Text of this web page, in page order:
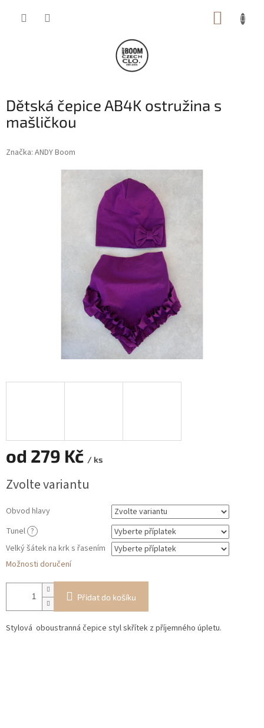
Dětská čepice AB4K ostružina s
mašličkou
Značka: ANDY Boom
od 279 Kč / ks
cena:
Zvolte variantu
Obvod hlavy
Tunel ?
Velký šátek na krk s řasením
Možnosti doručení
Přidat do košíku
Stylová oboustranná čepice styl skřítek z příjemného úpletu.